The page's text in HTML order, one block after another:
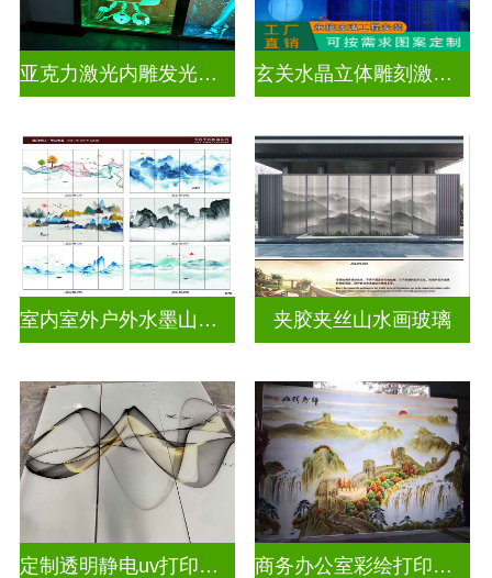
亚克力激光内雕发光通电玻璃 玄关水晶立体雕刻激光内雕发光玻璃背景墙
室内室外户外水墨山水画玻璃 夹胶夹丝山水画玻璃
定制透明静电uv打印玻璃 商务办公室彩绘打印玻璃